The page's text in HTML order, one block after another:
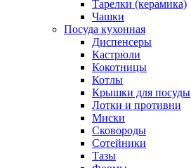
Тарелки (керамика)
Чашки
Посуда кухонная
Диспенсеры
Кастрюли
Кокотницы
Котлы
Крышки для посуды
Лотки и противни
Миски
Сковороды
Сотейники
Тазы